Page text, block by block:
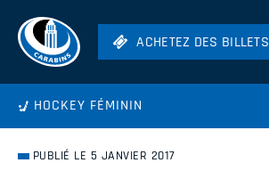
ACHETEZ DES BILLETS
Hockey
ACHETEZ DES BILLETS
HOCKEY FÉMININ
PUBLIÉ LE 5 JANVIER 2017